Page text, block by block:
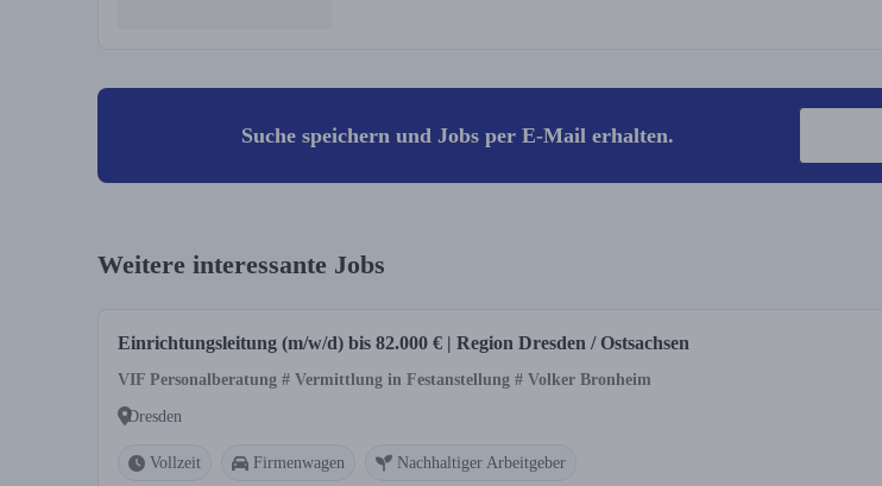
Suche speichern und Jobs per E-Mail erhalten.
Weitere interessante Jobs
Einrichtungsleitung (m/w/d) bis 82.000 € | Region Dresden / Ostsachsen
VIF Personalberatung # Vermittlung in Festanstellung # Volker Bronheim
Dresden
Vollzeit Firmenwagen Nachhaltiger Arbeitgeber